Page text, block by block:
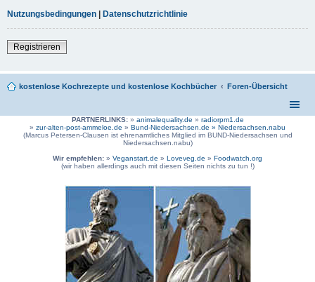
Nutzungsbedingungen | Datenschutzrichtlinie
Registrieren
kostenlose Kochrezepte und kostenlose Kochbücher Foren-Übersicht
PARTNERLINKS:» animalequality.de » radiorpm1.de
» zur-alten-post-ammeloe.de » Bund-Niedersachsen.de » Niedersachsen.nabu
(Marcus Petersen-Clausen ist ehrenamtliches Mitglied im BUND-Niedersachsen und
Niedersachsen.nabu)
Wir empfehlen: » Veganstart.de » Loveveg.de » Foodwatch.org
(wir haben allerdings auch mit diesen Seiten nichts zu tun !)